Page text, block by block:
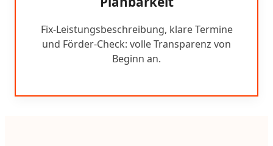
Fix-Leistungsbeschreibung, klare Termine
und Förder-Check: volle Transparenz von
Beginn an.